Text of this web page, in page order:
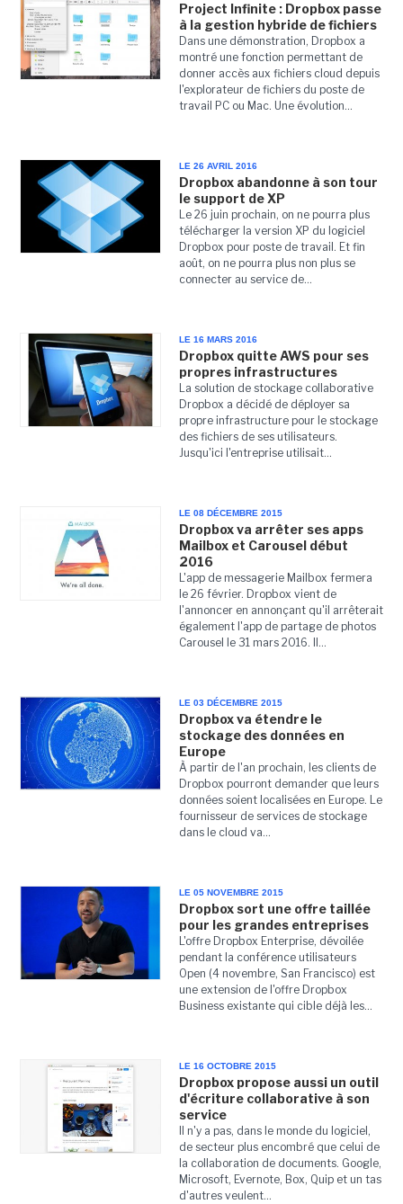
Project Infinite : Dropbox passe
à la gestion hybride de fichiers
Dans une démonstration, Dropbox a
montré une fonction permettant de
donner accès aux fichiers cloud depuis
l'explorateur de fichiers du poste de
travail PC ou Mac. Une évolution...
LE 26 AVRIL 2016
Dropbox abandonne à son tour
le support de XP
Le 26 juin prochain, on ne pourra plus
télécharger la version XP du logiciel
Dropbox pour poste de travail. Et fin
août, on ne pourra plus non plus se
connecter au service de...
LE 16 MARS 2016
Dropbox quitte AWS pour ses
propres infrastructures
La solution de stockage collaborative
Dropbox a décidé de déployer sa
propre infrastructure pour le stockage
des fichiers de ses utilisateurs.
Jusqu'ici l'entreprise utilisait...
LE 08 DÉCEMBRE 2015
Dropbox va arrêter ses apps
Mailbox et Carousel début
2016
L'app de messagerie Mailbox fermera
le 26 février. Dropbox vient de
l'annoncer en annonçant qu'il arrêterait
également l'app de partage de photos
Carousel le 31 mars 2016. Il...
LE 03 DÉCEMBRE 2015
Dropbox va étendre le
stockage des données en
Europe
À partir de l'an prochain, les clients de
Dropbox pourront demander que leurs
données soient localisées en Europe. Le
fournisseur de services de stockage
dans le cloud va...
LE 05 NOVEMBRE 2015
Dropbox sort une offre taillée
pour les grandes entreprises
L'offre Dropbox Enterprise, dévoilée
pendant la conférence utilisateurs
Open (4 novembre, San Francisco) est
une extension de l'offre Dropbox
Business existante qui cible déjà les...
LE 16 OCTOBRE 2015
Dropbox propose aussi un outil
d'écriture collaborative à son
service
Il n'y a pas, dans le monde du logiciel,
de secteur plus encombré que celui de
la collaboration de documents. Google,
Microsoft, Evernote, Box, Quip et un tas
d'autres veulent...